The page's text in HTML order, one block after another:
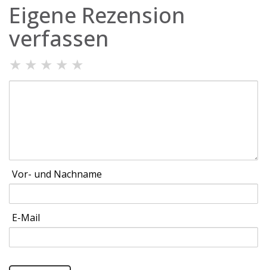
Eigene Rezension
verfassen
★ ★ ★ ★ ★
Vor- und Nachname
E-Mail